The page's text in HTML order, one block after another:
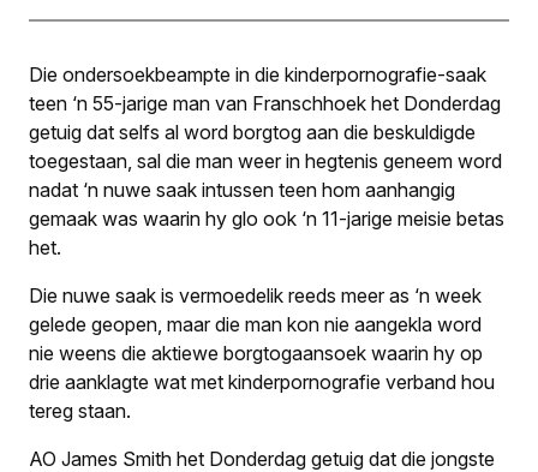
Die ondersoekbeampte in die kinderpornografie-saak
teen ‘n 55-jarige man van Franschhoek het Donderdag
getuig dat selfs al word borgtog aan die beskuldigde
toegestaan, sal die man weer in hegtenis geneem word
nadat ‘n nuwe saak intussen teen hom aanhangig
gemaak was waarin hy glo ook ‘n 11-jarige meisie betas
het.
Die nuwe saak is vermoedelik reeds meer as ‘n week
gelede geopen, maar die man kon nie aangekla word
nie weens die aktiewe borgtogaansoek waarin hy op
drie aanklagte wat met kinderpornografie verband hou
tereg staan.
AO James Smith het Donderdag getuig dat die jongste